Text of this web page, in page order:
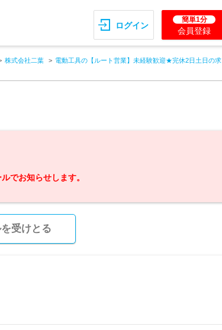
ログイン
簡単1分
会員登録
株式会社二葉
電動工具の【ルート営業】未経験歓迎★完休2日土日の求
でお知らせします。
受けとる